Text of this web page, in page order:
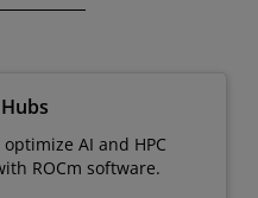
AI and HPC
ROCm software.